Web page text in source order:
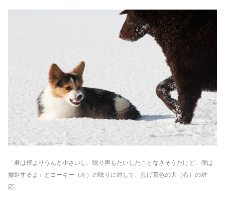
「 君は僕よりうんと小さいし、唸り声もたいしたことなさそうだけど、僕は
撤退するよ」とコーギー（左）の唸りに対して、焦げ茶色の犬（右）の対
応。